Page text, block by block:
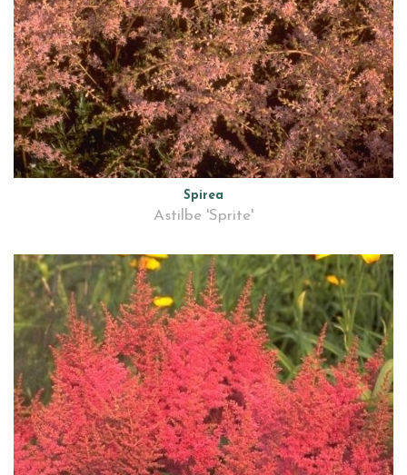
Spirea
Astilbe 'Sprite'